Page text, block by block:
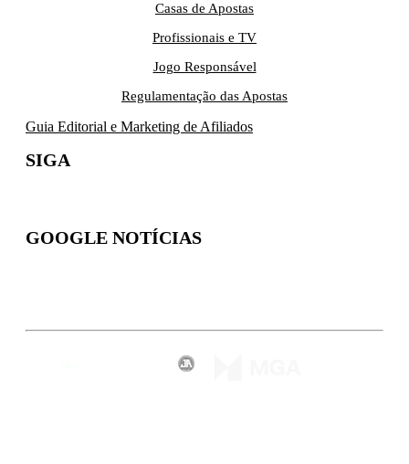
Casas de Apostas
Profissionais e TV
Jogo Responsável
Regulamentação das Apostas
Guia Editorial e Marketing de Afiliados
SIGA
GOOGLE NOTÍCIAS